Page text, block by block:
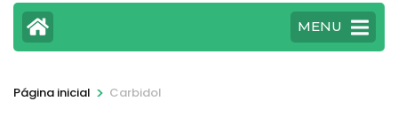
MENU
Página inicial > Carbidol